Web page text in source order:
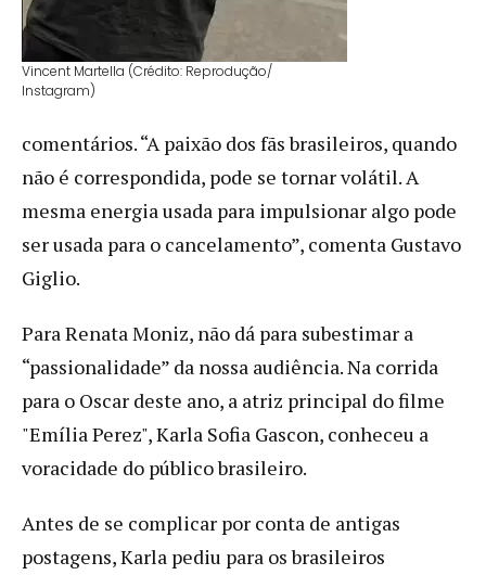
Vincent Martella (Crédito: Reprodução/
Instagram)
comentários. “A paixão dos fãs brasileiros, quando
não é correspondida, pode se tornar volátil. A
mesma energia usada para impulsionar algo pode
ser usada para o cancelamento”, comenta Gustavo
Giglio.
Para Renata Moniz, não dá para subestimar a
“passionalidade” da nossa audiência. Na corrida
para o Oscar deste ano, a atriz principal do filme
"Emília Perez", Karla Sofia Gascon, conheceu a
voracidade do público brasileiro.
Antes de se complicar por conta de antigas
postagens, Karla pediu para os brasileiros